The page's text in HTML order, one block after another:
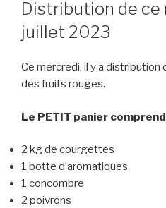
Distribution de ce
juillet 2023
Ce mercredi, il y a
des fruits rouges.
Le PETIT panier
2 kg de courgettes
1 botte d’aromatiques
1 concombre
2 poivrons